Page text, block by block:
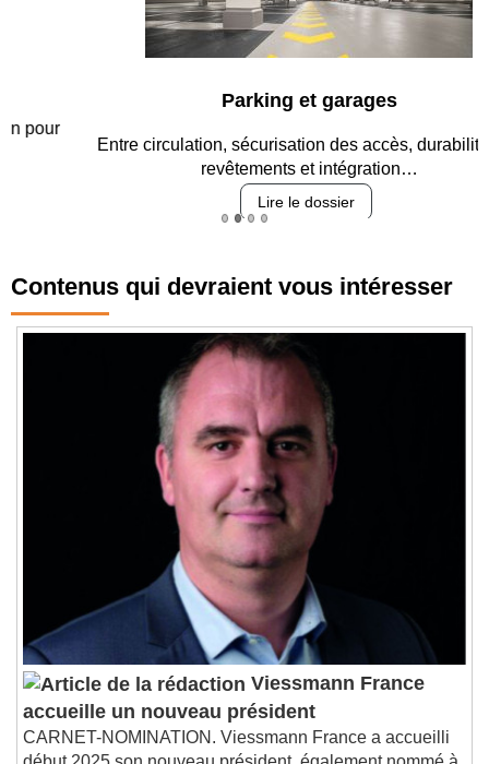
Parking et garages
Entre circulation, sécurisation des accès, durabilité des
revêtements et intégration…
Lire le dossier
Contenus qui devraient vous intéresser
Viessmann France
accueille un nouveau président
CARNET-NOMINATION. Viessmann France a accueilli